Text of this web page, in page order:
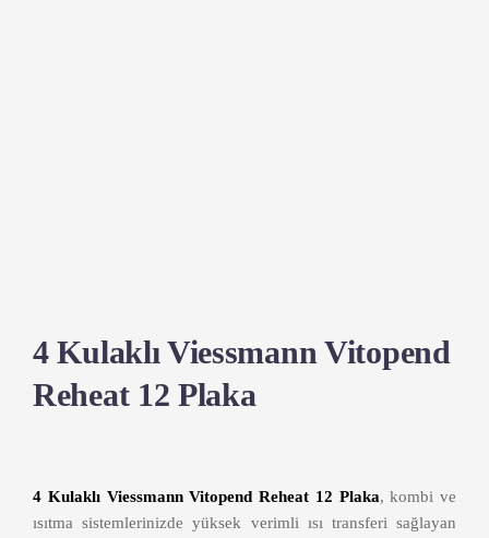
4 Kulaklı Viessmann Vitopend
Reheat 12 Plaka
4 Kulaklı Viessmann Vitopend Reheat 12 Plaka, kombi ve
ısıtma sistemlerinizde yüksek verimli ısı transferi sağlayan